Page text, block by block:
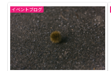
イベントブログ